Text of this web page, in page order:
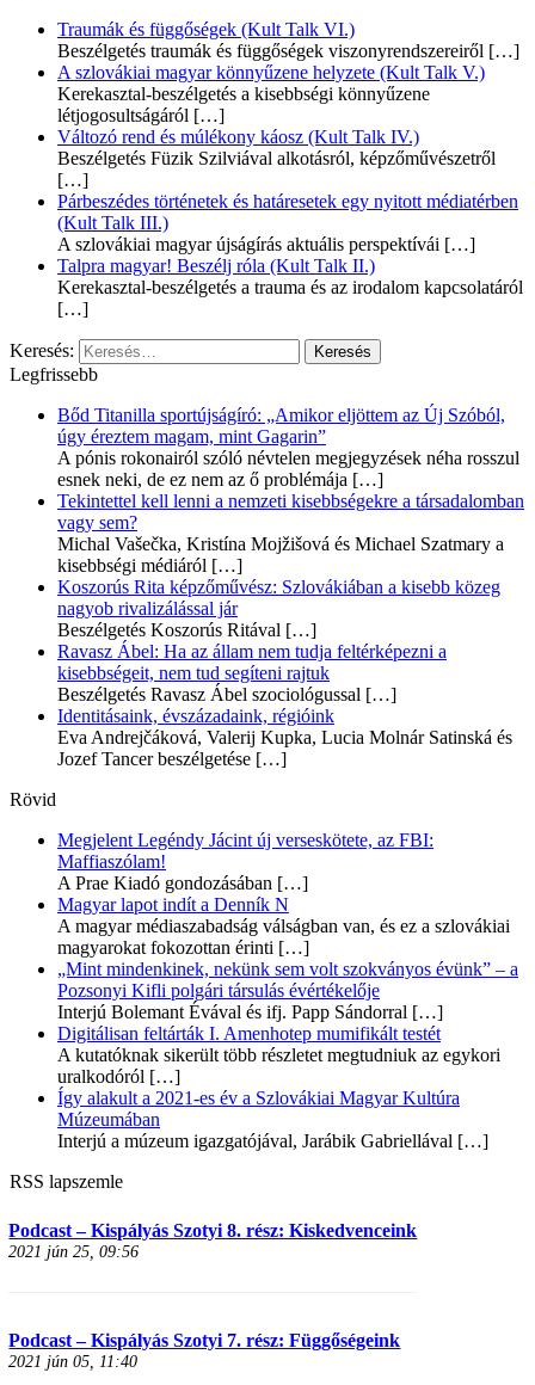
Traumák és függőségek (Kult Talk VI.)
Beszélgetés traumák és függőségek viszonyrendszereiről […]
A szlovákiai magyar könnyűzene helyzete (Kult Talk V.)
Kerekasztal-beszélgetés a kisebbségi könnyűzene
létjogosultságáról […]
Változó rend és múlékony káosz (Kult Talk IV.)
Beszélgetés Füzik Szilviával alkotásról, képzőművészetről
[…]
Párbeszédes történetek és határesetek egy nyitott médiatérben
(Kult Talk III.)
A szlovákiai magyar újságírás aktuális perspektívái […]
Talpra magyar! Beszélj róla (Kult Talk II.)
Kerekasztal-beszélgetés a trauma és az irodalom kapcsolatáról
[…]
Keresés:
Legfrissebb
Bőd Titanilla sportújságíró: „Amikor eljöttem az Új Szóból,
úgy éreztem magam, mint Gagarin”
A pónis rokonairól szóló névtelen megjegyzések néha rosszul
esnek neki, de ez nem az ő problémája […]
Tekintettel kell lenni a nemzeti kisebbségekre a társadalomban
vagy sem?
Michal Vašečka, Kristína Mojžišová és Michael Szatmary a
kisebbségi médiáról […]
Koszorús Rita képzőművész: Szlovákiában a kisebb közeg
nagyob rivalizálással jár
Beszélgetés Koszorús Ritával […]
Ravasz Ábel: Ha az állam nem tudja feltérképezni a
kisebbségeit, nem tud segíteni rajtuk
Beszélgetés Ravasz Ábel szociológussal […]
Identitásaink, évszázadaink, régióink
Eva Andrejčáková, Valerij Kupka, Lucia Molnár Satinská és
Jozef Tancer beszélgetése […]
Rövid
Megjelent Legéndy Jácint új verseskötete, az FBI:
Maffiaszólam!
A Prae Kiadó gondozásában […]
Magyar lapot indít a Denník N
A magyar médiaszabadság válságban van, és ez a szlovákiai
magyarokat fokozottan érinti […]
„Mint mindenkinek, nekünk sem volt szokványos évünk” – a
Pozsonyi Kifli polgári társulás évértékelője
Interjú Bolemant Évával és ifj. Papp Sándorral […]
Digitálisan feltárták I. Amenhotep mumifikált testét
A kutatóknak sikerült több részletet megtudniuk az egykori
uralkodóról […]
Így alakult a 2021-es év a Szlovákiai Magyar Kultúra
Múzeumában
Interjú a múzeum igazgatójával, Jarábik Gabriellával […]
RSS lapszemle
Podcast – Kispályás Szotyi 8. rész: Kiskedvenceink
2021 jún 25, 09:56
Podcast – Kispályás Szotyi 7. rész: Függőségeink
2021 jún 05, 11:40